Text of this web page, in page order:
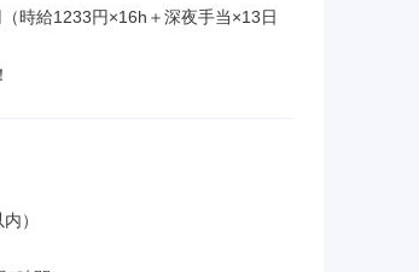
時給1233円×16h＋深夜手当×13日
）